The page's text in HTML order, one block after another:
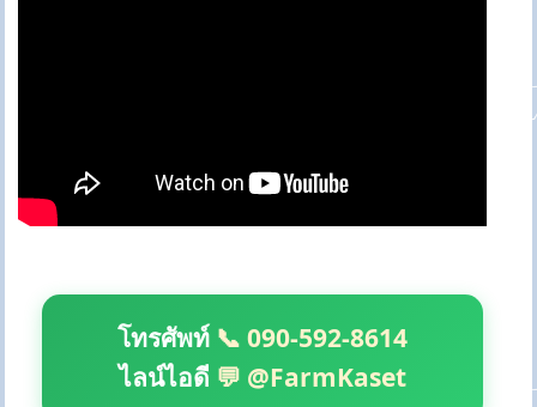
โทรศัพท์ 📞 090-592-8614
ไลน์ไอดี 💬 @FarmKaset